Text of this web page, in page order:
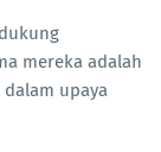
mereka adalah
upaya